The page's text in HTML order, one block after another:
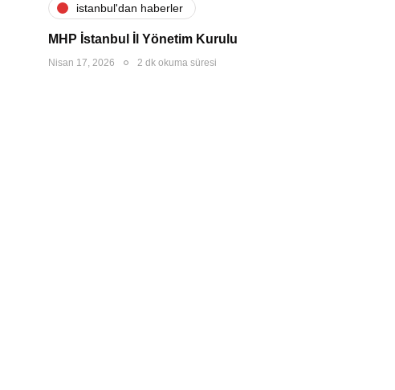
i̇stanbul'dan haberler
MHP İstanbul İl Yönetim Kurulu
Nisan 17, 2026 2 dk okuma süresi